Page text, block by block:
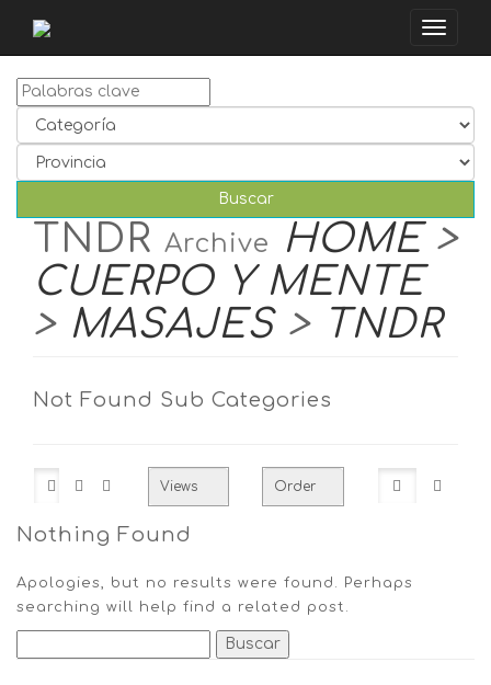
Toggle
TNDR Archive HOME>
CUERPO Y MENTE
> MASAJES> TNDR
Not Found Sub Categories
Nothing Found
Apologies, but no results were found. Perhaps
searching will help find a related post.